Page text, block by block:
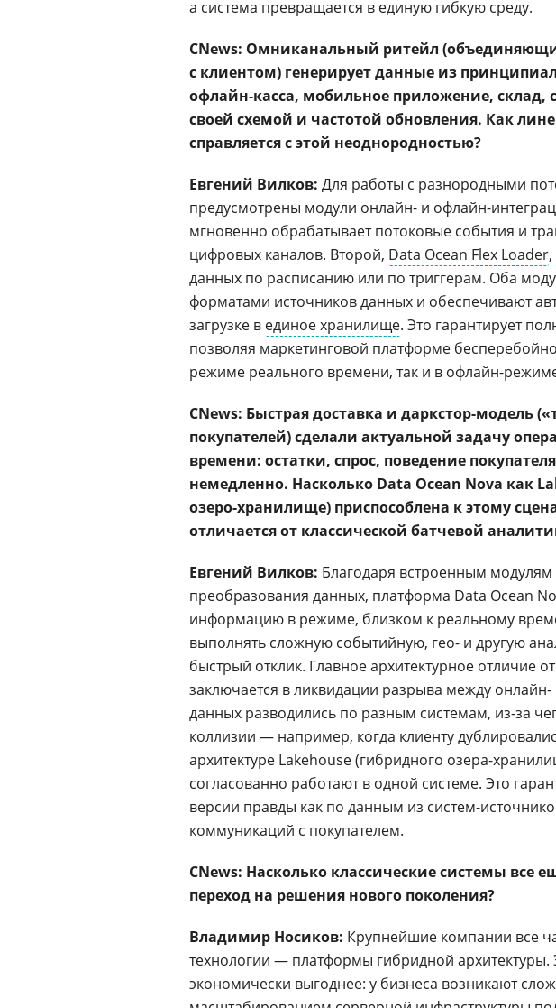
а система превращается в единую гибкую среду.
CNews: Омниканальный ритейл
с клиентом) генерирует данные из
офлайн-касса, мобильное приложение,
своей схемой и частотой обновления. Как
справляется с этой неоднородностью?
Евгений Вилков: Для работы с разнородными
предусмотрены модули онлайн- и офлайн-
мгновенно обрабатывает потоковые события и
цифровых каналов. Второй, Data Ocean Flex Loader
данных по расписанию или по триггерам. Оба
форматами источников данных и обеспечивают
загрузке в единое хранилище. Это гарантирует
позволяя маркетинговой платформе
режиме реального времени, так и в офлайн-
CNews: Быстрая доставка и даркстор-модель
покупателей) сделали актуальной задачу
времени: остатки, спрос, поведение
немедленно. Насколько Data Ocean Nova как
озеро-хранилище) приспособлена к этому
отличается от классической батчевой
Евгений Вилков: Благодаря встроенным
преобразования данных, платформа Data Ocean
информацию в режиме, близком к реальному
выполнять сложную событийную, гео- и другую
быстрый отклик. Главное архитектурное отличие
заключается в ликвидации разрыва между
данных разводились по разным системам, из-за
коллизии — например, когда клиенту
архитектуре Lakehouse (гибридного озера-
согласованно работают в одной системе. Это
версии правды как по данным из систем-
коммуникаций с покупателем.
CNews: Насколько классические системы все
переход на решения нового поколения?
Владимир Носиков: Крупнейшие компании все
технологии — платформы гибридной архитектуры.
экономически выгоднее: у бизнеса возникают